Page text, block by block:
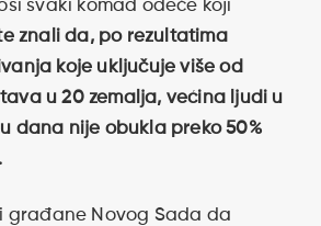
svaki komad odeće koji
znali da, po rezultatima
koje uključuje više od
u 20 zemalja, većina ljudi u
dana nije obukla preko 50%
građane Novog Sada da